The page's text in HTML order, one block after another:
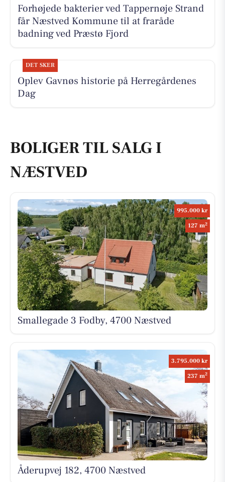
Forhøjede bakterier ved Tappernøje Strand
får Næstved Kommune til at fraråde
badning ved Præstø Fjord
DET SKER
Oplev Gavnøs historie på Herregårdenes
Dag
BOLIGER TIL SALG I
NÆSTVED
995.000 kr
127 m2
Smallegade 3 Fodby, 4700 Næstved
3.795.000 kr
237 m2
Åderupvej 182, 4700 Næstved